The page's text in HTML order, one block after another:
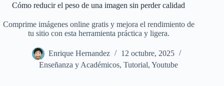
Cómo reducir el peso de una imagen sin perder calidad
Comprime imágenes online gratis y mejora el rendimiento de
tu sitio con esta herramienta práctica y ligera.
Enrique Hernandez
12 octubre, 2025
Enseñanza y Académicos,Tutorial,Youtube